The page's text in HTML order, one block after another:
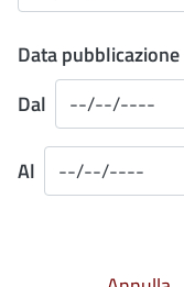
Data pubblicazione
Dal
Al